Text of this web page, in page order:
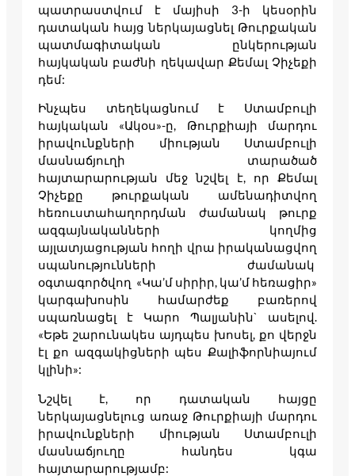
պատրաստվում է մայիսի 3-ի կեսօրին
դատական հայց ներկայացնել Թուրքական
պատմագիտական ընկերության
հայկական բաժնի ղեկավար Քեմալ Չիչեքի
դեմ:
Ինչպես տեղեկացնում է Ստամբուլի
հայկական «Ակօս»-ը, Թուրքիայի մարդու
իրավունքների միության Ստամբուլի
մասնաճյուղի տարածած
հայտարարության մեջ նշվել է, որ Քեմալ
Չիչեքը թուրքական ամենադիտվող
հեռուստահաղորդման ժամանակ թուրք
ազգայնականների կողմից
այլատյացության հողի վրա իրականացվող
սպանությունների ժամանակ
օգտագործվող «Կա’մ սիրիր, կա’մ հեռացիր»
կարգախոսին համարժեք բառերով
սպառնացել է Կարո Պալյանին` ասելով.
«Եթե շարունակես այդպես խոսել, քո վերջն
էլ քո ազգակիցների պես Քալիֆորնիայում
կլինի»:
Նշվել է, որ դատական հայցը
ներկայացնելուց առաջ Թուրքիայի մարդու
իրավունքների միության Ստամբուլի
մասնաճյուղը հանդես կգա
հայտարարությամբ: